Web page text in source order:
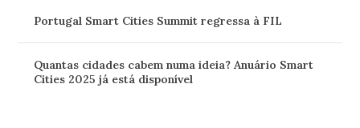
Portugal Smart Cities Summit regressa à FIL
Quantas cidades cabem numa ideia? Anuário Smart
Cities 2025 já está disponível